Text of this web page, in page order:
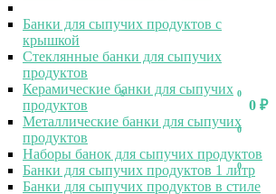
0
0 ₽
0
0
0
Банки для сыпучих продуктов с
крышкой
Стеклянные банки для сыпучих
продуктов
Керамические банки для сыпучих
продуктов
Металлические банки для сыпучих
продуктов
Наборы банок для сыпучих продуктов
Банки для сыпучих продуктов 1 литр
Банки для сыпучих продуктов в стиле